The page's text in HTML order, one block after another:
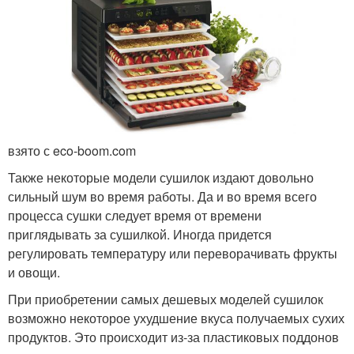
взято с eco-boom.com
Также некоторые модели сушилок издают довольно
сильный шум во время работы. Да и во время всего
процесса сушки следует время от времени
приглядывать за сушилкой. Иногда придется
регулировать температуру или переворачивать фрукты
и овощи.
При приобретении самых дешевых моделей сушилок
возможно некоторое ухудшение вкуса получаемых сухих
продуктов. Это происходит из-за пластиковых поддонов